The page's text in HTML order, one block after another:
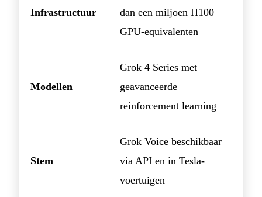
Infrastructuur
dan een miljoen H100
GPU-equivalenten
Modellen
Grok 4 Series met
geavanceerde
reinforcement learning
Stem
Grok Voice beschikbaar
via API en in Tesla-
voertuigen